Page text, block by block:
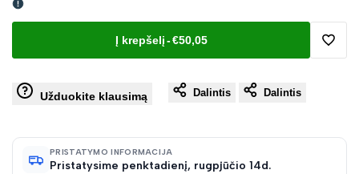
Į krepšelį-€50,05
Užduokite klausimą Dalintis Dalintis
PRISTATYMO INFORMACIJA
Pristatysime penktadienį, rugpjūčio 14d.